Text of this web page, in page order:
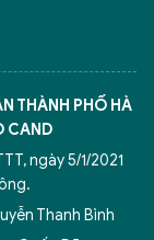
THÀNH PHỐ HÀ
CAND
ngày 5/1/2021
Thanh Bình